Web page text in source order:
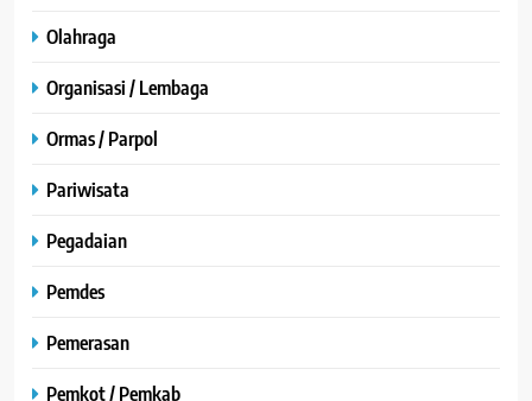
Olahraga
Organisasi / Lembaga
Ormas / Parpol
Pariwisata
Pegadaian
Pemdes
Pemerasan
Pemkot / Pemkab